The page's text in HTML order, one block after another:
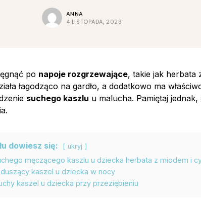
ANNA
4 LISTOPADA, 2023
po napoje rozgrzewające, takie jak herbata
łagodząco na gardło, a dodatkowo ma
suchego kaszlu u malucha. Pamiętaj
dowiesz się: ukryj
męczącego kaszlu u dziecka herbata z miodem i
kaszel u dziecka w nocy
kaszel u dziecka przy przeziębieniu